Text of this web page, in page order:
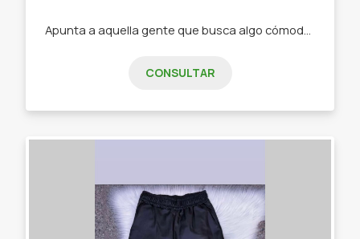
CONSULTAR